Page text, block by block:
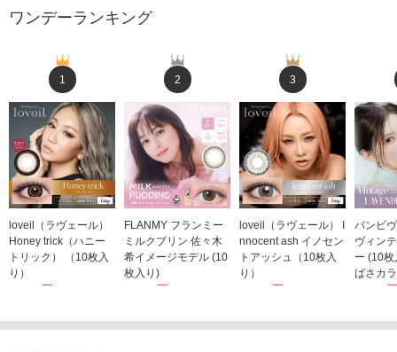
ワンデーランキング
1
loveil（ラヴェール）
Honey trick（ハニー
トリック） （10枚入
り）
1,760円
2
FLANMY フランミー
ミルクプリン 佐々木
希イメージモデル (10
枚入り)
1,815円
3
loveil（ラヴェール） I
nnocent ash イノセン
トアッシュ（10枚入
り）
1,760円
バンビ
ヴィン
ー (10
ばさカ
1,848